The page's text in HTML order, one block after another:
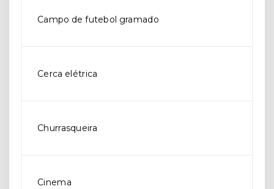
Campo de futebol gramado
Cerca elétrica
Churrasqueira
Cinema